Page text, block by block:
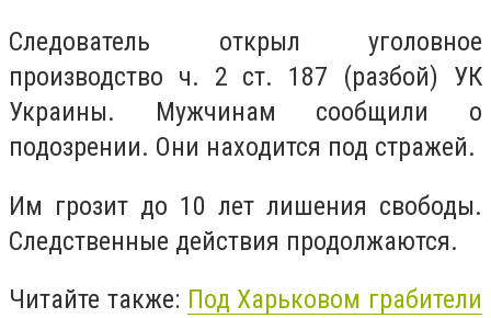
Следователь открыл уголовное
производство ч. 2 ст. 187 (разбой) УК
Украины. Мужчинам сообщили о
подозрении. Они находится под стражей.
Им грозит до 10 лет лишения свободы.
Следственные действия продолжаются.
Читайте также: Под Харьковом грабители